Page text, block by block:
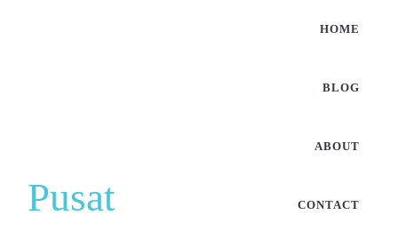
Pusat
HOME
BLOG
ABOUT
CONTACT